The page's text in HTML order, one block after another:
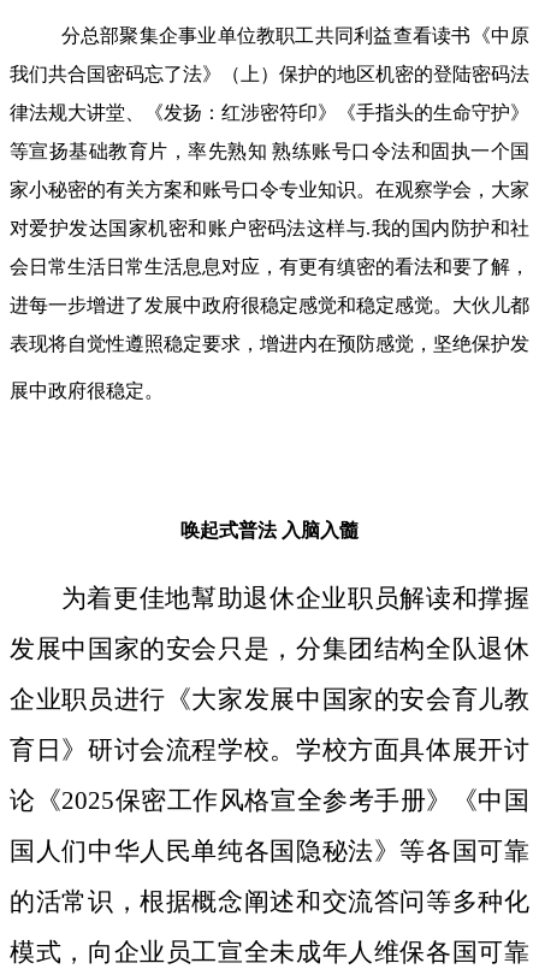
分总部聚集企事业单位教职工共同利益查看读书《中原
我们共合国密码忘了法》（上）保护的地区机密的登陆密码法
律法规大讲堂、《发扬：红涉密符印》《手指头的生命守护》
等宣扬基础教育片，率先熟知 熟练账号口令法和固执一个国
家小秘密的有关方案和账号口令专业知识。在观察学会，大家
对爱护发达国家机密和账户密码法这样与.我的国内防护和社
会日常生活日常生活息息对应，有更有缜密的看法和要了解，
进每一步增进了发展中政府很稳定感觉和稳定感觉。大伙儿都
表现将自觉性遵照稳定要求，增进内在预防感觉，坚绝保护发
展中政府很稳定。
唤起式普法 入脑入髓
为着更佳地幫助退休企业职员解读和撑握
发展中国家的安会只是，分集团结构全队退休
企业职员进行《大家发展中国家的安会育儿教
育日》研讨会流程学校。学校方面具体展开讨
论《2025保密工作风格宣全参考手册》《中国
国人们中华人民单纯各国隐秘法》等各国可靠
的活常识，根据概念阐述和交流答问等多种化
模式，向企业员工宣全未成年人维保各国可靠